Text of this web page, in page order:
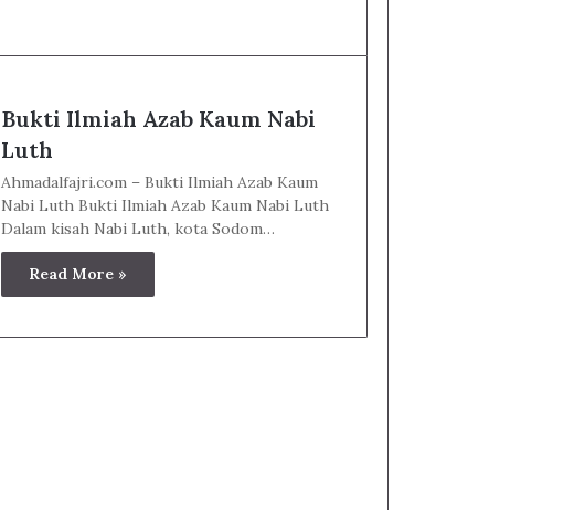
Bukti Ilmiah Azab Kaum Nabi
Luth
Ahmadalfajri.com – Bukti Ilmiah Azab Kaum
Nabi Luth Bukti Ilmiah Azab Kaum Nabi Luth
Dalam kisah Nabi Luth, kota Sodom…
Read More »